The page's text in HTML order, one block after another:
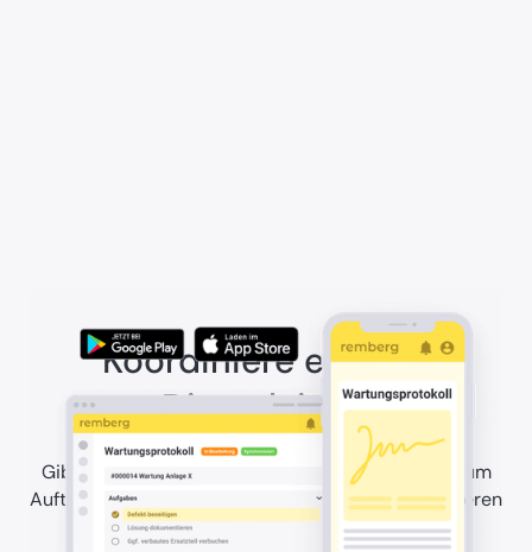
Koordiniere externe
Dienstleister
Gib Fremdfirmen den Zugang, den sie brauchen, um
Aufträge abzuschließen, Ergebnisse zu dokumentieren
und deine Standards einzuhalten.